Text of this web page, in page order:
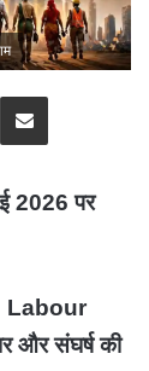
Share via Email
2026 पर
Labour
और संघर्ष की